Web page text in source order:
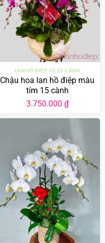
LAN HỒ ĐIỆP 10-20 CÀNH
Chậu hoa lan hồ điệp màu
tím 15 cành
3.750.000 ₫